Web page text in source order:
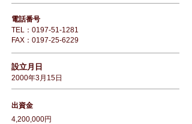
電話番号
TEL：0197-51-1281
FAX：0197-25-6229
​設立月日
2000年3月15日
出資金
4,200,000円